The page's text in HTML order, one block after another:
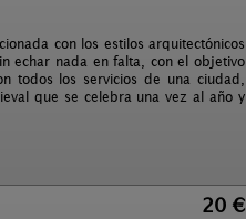
con los estilos arquitectónicos
echar nada en falta, con el objetivo
todos los servicios de una ciudad,
que se celebra una vez al año y
20 €